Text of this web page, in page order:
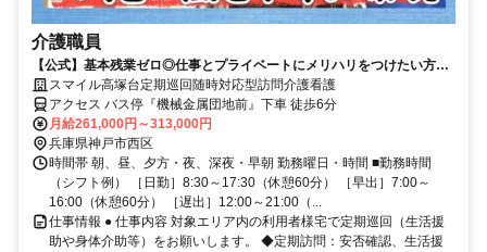
介護職員
【公式】基本残業ゼロ◎仕事とプライベートにメリハリをつけたい方に
ぴったり♪
スマイル高塚台定期巡回随時対応型訪問介護看護
アクセス バス停『機械金属団地前』下車 徒歩6分
月給261,000円～313,000円
兵庫県神戸市西区
時間帯 朝、昼、夕方・夜、深夜・早朝 勤務曜日・時間 ■勤務時間
（シフト例） ［日勤］8:30～17:30（休憩60分） ［早出］7:00～
16:00（休憩60分） ［遅出］12:00～21:00（...
仕事情報 ● 仕事内容 対象エリア内の利用者様宅で定期巡回（生活援
助や身体介助等）をお願いします。 ◆定期訪問：安否確認、生活援